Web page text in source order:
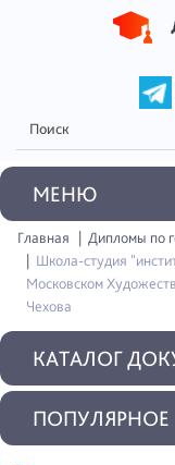
MEНЮ
Главная Дипломы по
Школа-студия
Московском
Чехова
КАТАЛОГ
ПОПУЛЯРНОЕ